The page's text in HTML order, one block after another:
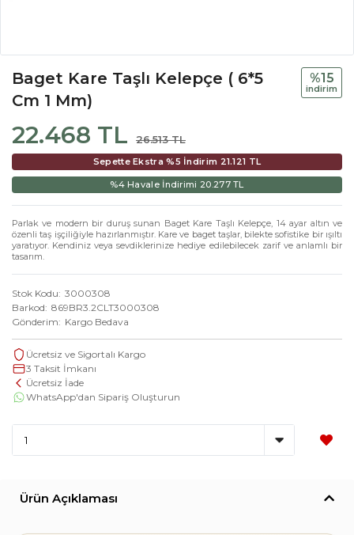
Baget Kare Taşlı Kelepçe ( 6*5
Cm 1 Mm)
22.468 TL 26.513 TL
%15
i̇ndi̇ri̇m
Sepette Ekstra %5 İndirim 21.121 TL
%4 Havale İndirimi 20.277 TL
Parlak ve modern bir duruş sunan Baget Kare Taşlı Kelepçe, 14 ayar altın ve
özenli taş işçiliğiyle hazırlanmıştır. Kare ve baget taşlar, bilekte sofistike bir ışıltı
yaratıyor. Kendiniz veya sevdiklerinize hediye edilebilecek zarif ve anlamlı bir
tasarım.
Stok Kodu 3000308
Barkod 869BR3.2CLT3000308
Gönderim
Kargo Bedava
Ücretsiz ve Sigortalı Kargo
3 Taksit İmkanı
Ücretsiz İade
WhatsApp'dan Sipariş Oluşturun
Ürün Açıklaması